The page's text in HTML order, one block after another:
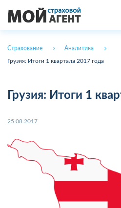
Страхование Аналитика
Грузия: Итоги 1 квартала 2017 года
Грузия: Итоги 1
25.08.2017